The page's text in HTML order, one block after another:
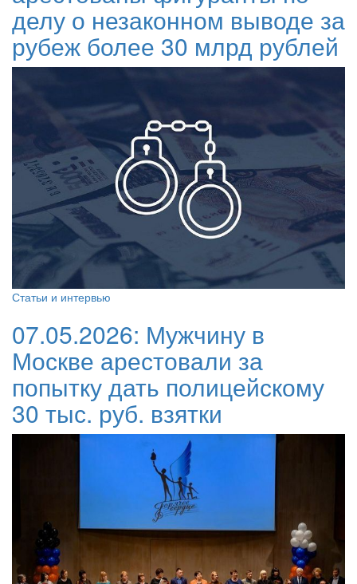
делу о незаконном выводе за
рубеж более 30 млрд рублей
Статьи и интервью
07.05.2026: Мужчину в
Москве арестовали за
попытку дать полицейскому
30 тыс. руб. взятки